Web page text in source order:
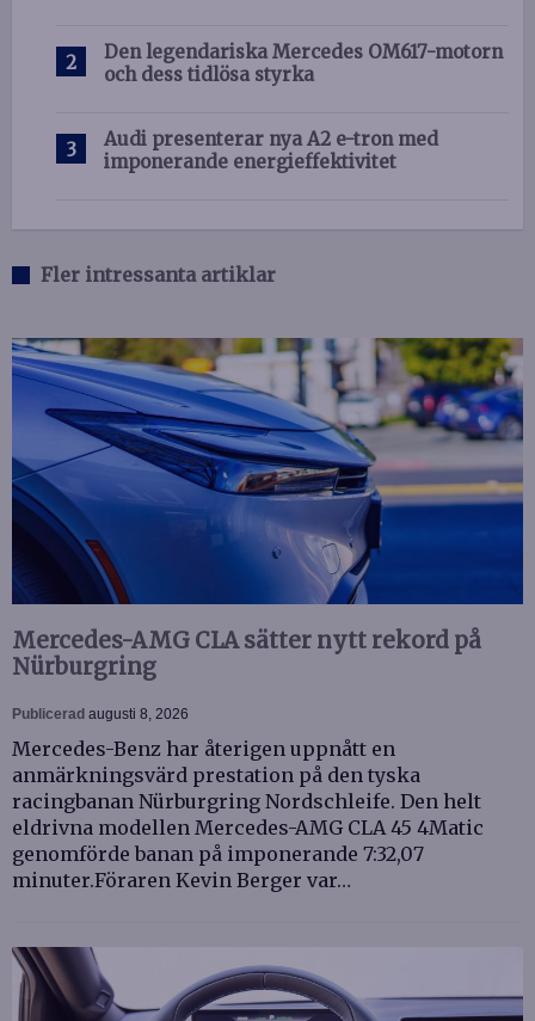
Den legendariska Mercedes OM617-motorn
och dess tidlösa styrka
Audi presenterar nya A2 e-tron med
imponerande energieffektivitet
Fler intressanta artiklar
Mercedes-AMG CLA sätter nytt rekord på
Nürburgring
Publicerad augusti 8, 2026
Mercedes-Benz har återigen uppnått en
anmärkningsvärd prestation på den tyska
racingbanan Nürburgring Nordschleife. Den helt
eldrivna modellen Mercedes-AMG CLA 45 4Matic
genomförde banan på imponerande 7:32,07
minuter.Föraren Kevin Berger var…